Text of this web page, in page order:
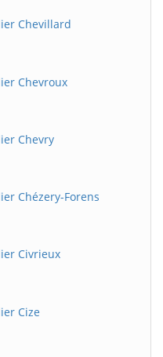
Chevillard
Chevroux
Chevry
Chézery-Forens
Civrieux
Cize